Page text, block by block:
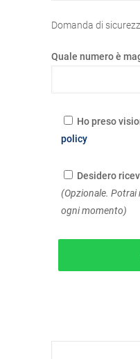
Domanda di
Quale numero è
Ho preso
policy
Desidero
(Opzionale. Potrai
ogni momento)